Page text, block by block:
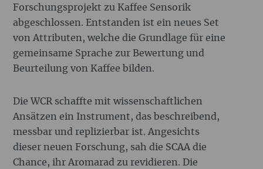
Forschungsprojekt zu Kaffee Sensorik
abgeschlossen. Entstanden ist ein neues Set
von Attributen, welche die Grundlage für eine
gemeinsame Sprache zur Bewertung und
Beurteilung von Kaffee bilden.
Die WCR schaffte mit wissenschaftlichen
Ansätzen ein Instrument, das beschreibend,
messbar und replizierbar ist. Angesichts
dieser neuen Forschung, sah die SCAA die
Chance, ihr Aromarad zu revidieren. Die